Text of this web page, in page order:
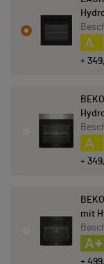
+
A
+
A
mit
+
A+